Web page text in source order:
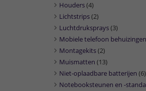
Houders(4)
Lichtstrips(2)
Luchtdruksprays(3)
Mobiele telefoon behuizingen
Montagekits(2)
Muismatten (13)
Niet-oplaadbare batterijen (6)
Notebooksteunen en -